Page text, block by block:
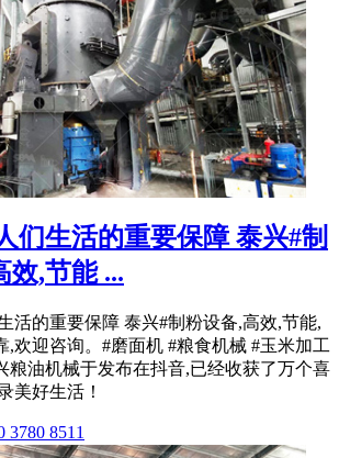
们生活的重要保障 泰兴#制
效,节能 ...
活的重要保障 泰兴#制粉设备,高效,节能,
,欢迎咨询。#磨面机 #粮食机械 #玉米加工
粮油机械于发布在抖音,已经收获了万个喜
美好生活！
3780 8511